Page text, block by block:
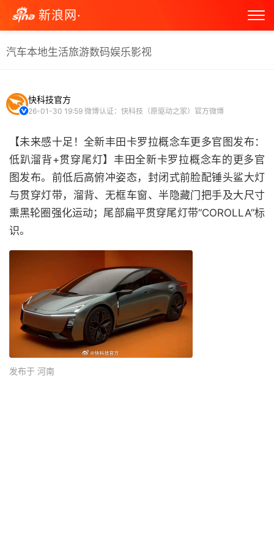
新浪网·
汽车本地生活旅游数码娱乐影视
快科技官方
26-01-30 19:59 微博认证：快科技（原驱动之家）官方微博
【未来感十足！全新丰田卡罗拉概念车更多官图发布：
低趴溜背+贯穿尾灯】丰田全新卡罗拉概念车的更多官
图发布。前低后高俯冲姿态，封闭式前脸配锤头鲨大灯
与贯穿灯带，溜背、无框车窗、半隐藏门把手及大尺寸
熏黑轮圈强化运动；尾部扁平贯穿尾灯带“COROLLA”标
识。 ​
发布于 河南